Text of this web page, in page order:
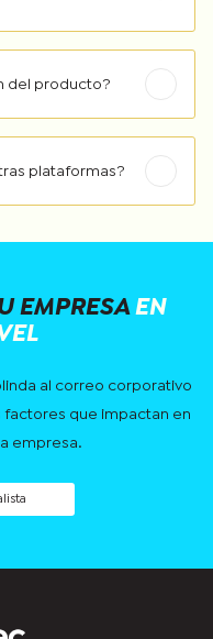
del producto?
plataformas?
EMPRESA EN
al correo corporativo
factores que impactan en
empresa.